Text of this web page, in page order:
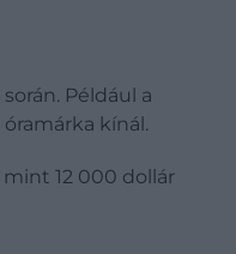
Például a
kínál.
12 000 dollár